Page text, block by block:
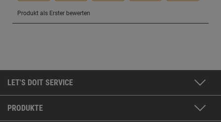
LET'S DOIT SERVICE
PRODUKTE